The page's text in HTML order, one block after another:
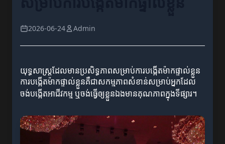
2026-06-24 Admin
យុទ្ធសាស្ត្រដែលមានប្រសិទ្ធភាពសម្រាប់ការបង្កើតម៉ាកផ្ទាល់ខ្លួន
ការបង្កើតម៉ាកផ្ទាល់ខ្លួនគឺជាសកម្មភាពសំខាន់សម្រាប់អ្នកដែល
ចង់បង្កើតអាជីវកម្ម ឬចង់ធ្វើឲ្យខ្លួនឯងមានគុណភាពក្នុងទីផ្សារ។